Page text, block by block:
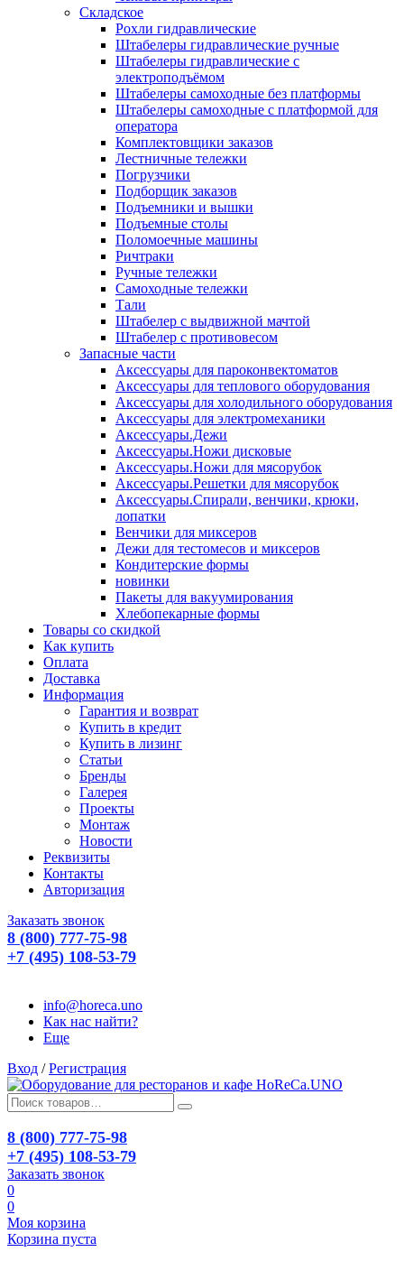
Складское
Рохли гидравлические
Штабелеры гидравлические ручные
Штабелеры гидравлические с
электроподъёмом
Штабелеры самоходные без платформы
Штабелеры самоходные с платформой для
оператора
Комплектовщики заказов
Лестничные тележки
Погрузчики
Подборщик заказов
Подъемники и вышки
Подъемные столы
Поломоечные машины
Ричтраки
Ручные тележки
Самоходные тележки
Тали
Штабелер с выдвижной мачтой
Штабелер с противовесом
Запасные части
Аксессуары для пароконвектоматов
Аксессуары для теплового оборудования
Аксессуары для холодильного оборудования
Аксессуары для электромеханики
Аксессуары.Дежи
Аксессуары.Ножи дисковые
Аксессуары.Ножи для мясорубок
Аксессуары.Решетки для мясорубок
Аксессуары.Спирали, венчики, крюки,
лопатки
Венчики для миксеров
Дежи для тестомесов и миксеров
Кондитерские формы
новинки
Пакеты для вакуумирования
Хлебопекарные формы
Товары со скидкой
Как купить
Оплата
Доставка
Информация
Гарантия и возврат
Купить в кредит
Купить в лизинг
Статьи
Бренды
Галерея
Проекты
Монтаж
Новости
Реквизиты
Контакты
Авторизация
Заказать звонок
8 (800) 777-75-98
+7 (495) 108-53-79
info@horeca.uno
Как нас найти?
Еще
Вход / Регистрация
8 (800) 777-75-98
+7 (495) 108-53-79
Заказать звонок
0
0
Моя корзина
Корзина пуста